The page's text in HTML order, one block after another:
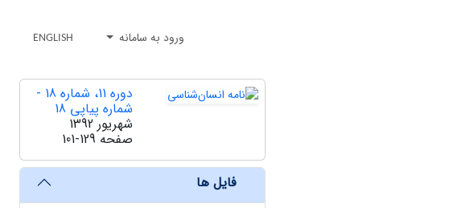
ورود به سامانه ENGLISH
دوره 11، شماره 18 -
شماره پیاپی 18
شهریور 1392
صفحه 101-129
فایل ها